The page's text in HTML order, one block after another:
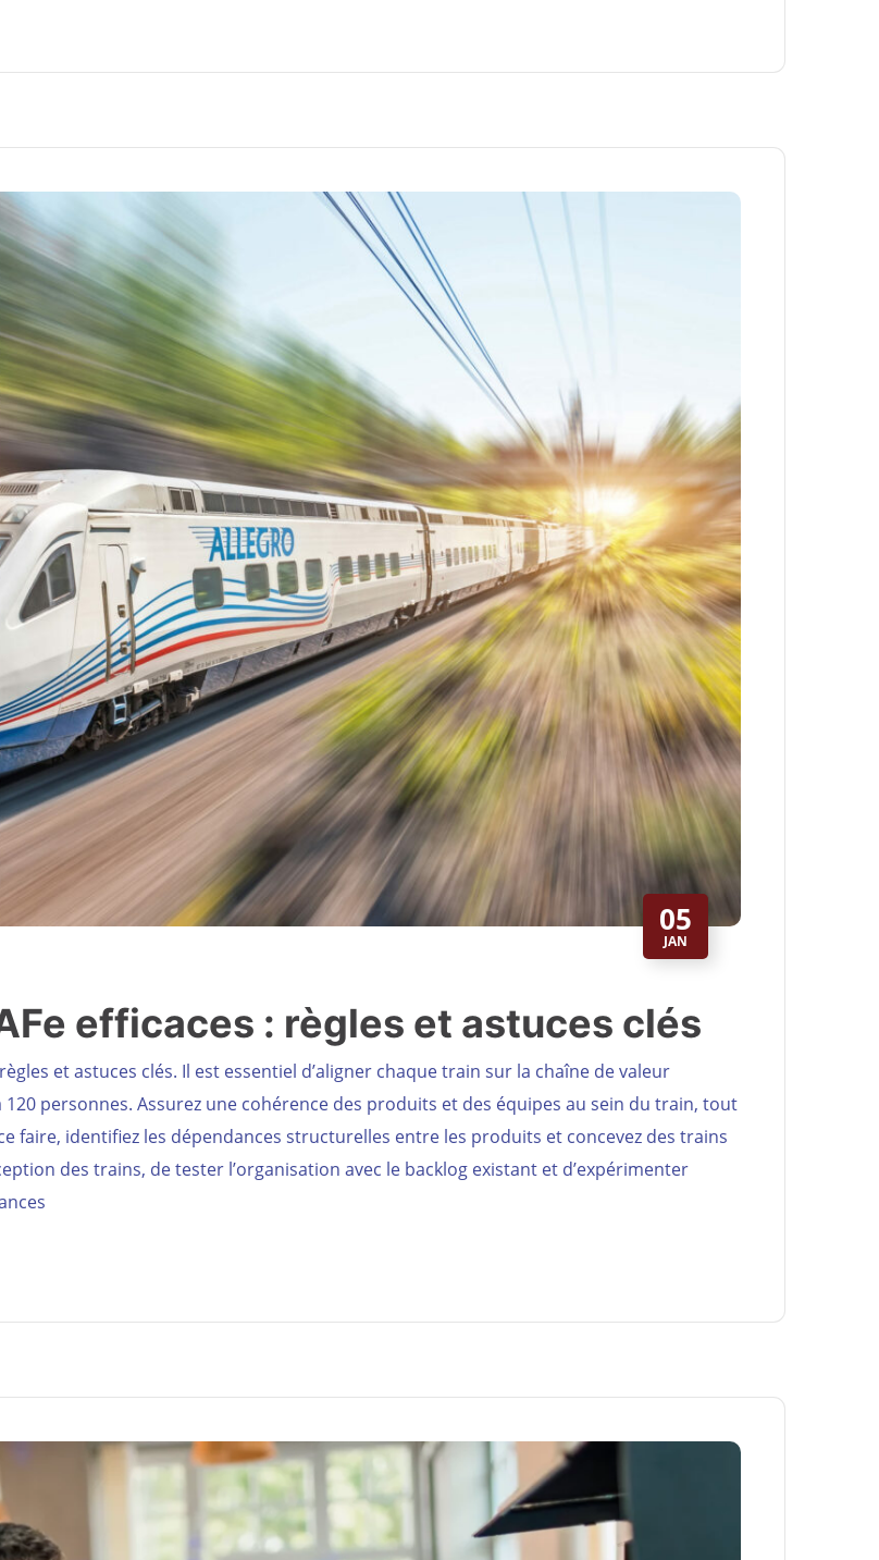
05
JAN
efficaces : règles et astuces clés
et astuces clés. Il est essentiel d’aligner chaque train sur la chaîne de valeur
personnes. Assurez une cohérence des produits et des équipes au sein du train, tout
faire, identifiez les dépendances structurelles entre les produits et concevez des trains
des trains, de tester l’organisation avec le backlog existant et d’expérimenter